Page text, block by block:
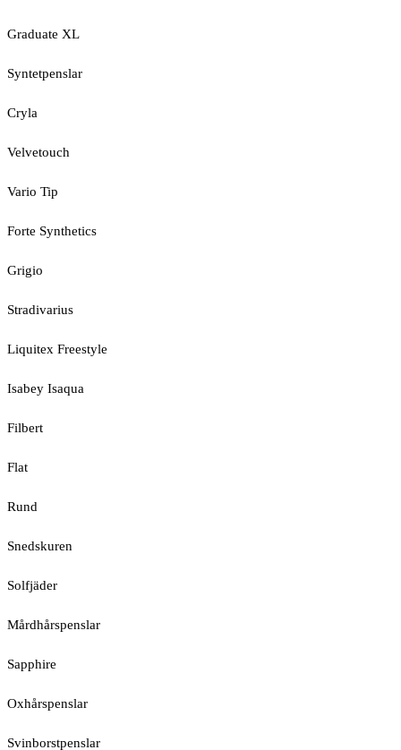
Graduate XL
Syntetpenslar
Cryla
Velvetouch
Vario Tip
Forte Synthetics
Grigio
Stradivarius
Liquitex Freestyle
Isabey Isaqua
Filbert
Flat
Rund
Snedskuren
Solfjäder
Mårdhårspenslar
Sapphire
Oxhårspenslar
Svinborstpenslar